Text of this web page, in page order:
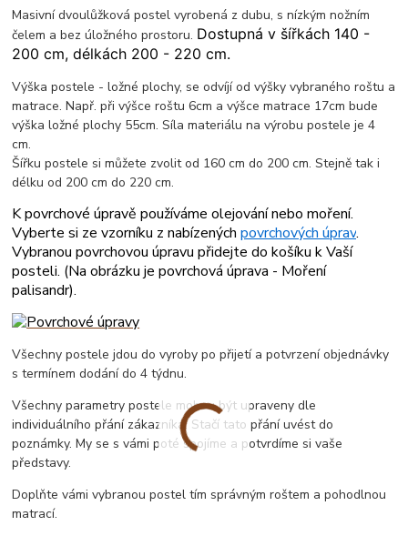
Masivní dvoulůžková postel vyrobená z dubu, s nízkým nožním
čelem a bez úložného prostoru. Dostupná v šířkách 140 -
200 cm, délkách 200 - 220 cm.
Výška postele - ložné plochy, se odvíjí od výšky vybraného roštu a
matrace. Např. při výšce roštu 6cm a výšce matrace 17cm bude
výška ložné plochy 55cm. Síla materiálu na výrobu postele je 4
cm.
Šířku postele si můžete zvolit od 160 cm do 200 cm. Stejně tak i
délku od 200 cm do 220 cm.
K povrchové úpravě používáme olejování nebo moření.
Vyberte si ze vzorníku z nabízenýchpovrchových úprav.
Vybranou povrchovou úpravu přidejte do košíku k Vaší
posteli. (Na obrázku je povrchová úprava - Moření
palisandr).
Všechny postele jdou do vyroby po přijetí a potvrzení objednávky
s termínem dodání do 4 týdnu.
Všechny parametry postele mohou být upraveny dle
individuálního přání zákazníka. Stačí tato přání uvést do
poznámky. My se s vámi poté spojíme a potvrdíme si vaše
představy.
Doplňte vámi vybranou postel tím správným roštem a pohodlnou
matrací.